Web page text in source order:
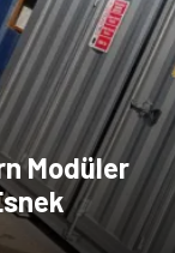
Modüler